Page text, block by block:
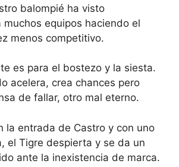
balompié ha visto
muchos equipos haciendo el
menos competitivo.
es para el bostezo y la siesta.
acelera, crea chances pero
de fallar, otro mal eterno.
la entrada de Castro y con uno
el Tigre despierta y se da un
ante la inexistencia de marca.